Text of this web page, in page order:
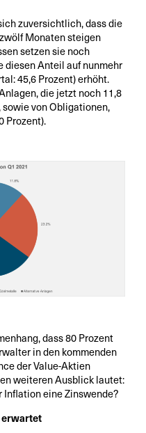
zuversichtlich, dass die
Monaten steigen
setzen sie noch
diesen Anteil auf nunmehr
45,6 Prozent) erhöht.
die jetzt noch 11,8
sowie von Obligationen,
Prozent).
dass 80 Prozent
in den kommenden
der Value-Aktien
weiteren Ausblick lautet:
eine Zinswende?
erwartet